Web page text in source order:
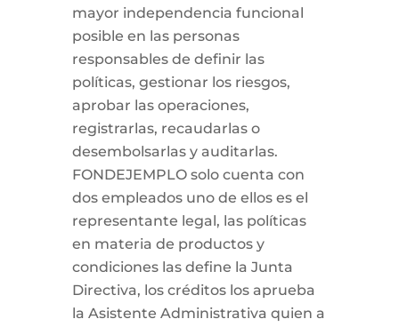
mayor independencia funcional
posible en las personas
responsables de definir las
políticas, gestionar los riesgos,
aprobar las operaciones,
registrarlas, recaudarlas o
desembolsarlas y auditarlas.
FONDEJEMPLO solo cuenta con
dos empleados uno de ellos es el
representante legal, las políticas
en materia de productos y
condiciones las define la Junta
Directiva, los créditos los aprueba
la Asistente Administrativa quien a